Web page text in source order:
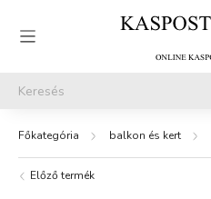
balkon és kert
Előző termék